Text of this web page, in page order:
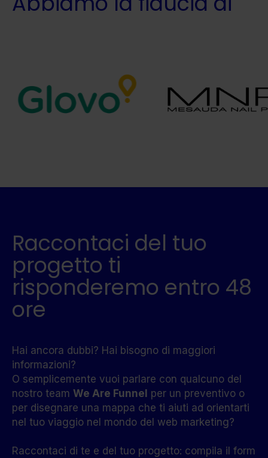
Raccontaci del tuo
progetto ti
risponderemo entro 48
ore
Hai ancora dubbi? Hai bisogno di maggiori
informazioni?
O semplicemente vuoi parlare con qualcuno del
nostro team We Are Funnel per un preventivo o
per disegnare una mappa che ti aiuti ad orientarti
nel tuo viaggio nel mondo del web marketing?
Raccontaci di te e del tuo progetto: compila il form